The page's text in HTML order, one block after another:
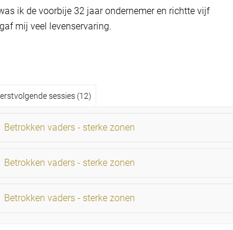
ik de voorbije 32 jaar ondernemer en richtte vijf
mij veel levenservaring.
sessies (12)
13/12/2026
Betrokken vaders - sterke zonen
02/05/2027
Betrokken vaders - sterke zonen
12/12/2027
Betrokken vaders - sterke zonen